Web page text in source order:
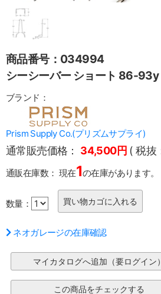
商品番号：034994
シーシーバー ショート 86-93y
ブランド：
Prism Supply Co.(プリズムサプライ)
通常販売価格： 34,500円 ( 税抜
通販在庫数： 現在1の在庫があります。
数量：
ネオガレージの在庫確認